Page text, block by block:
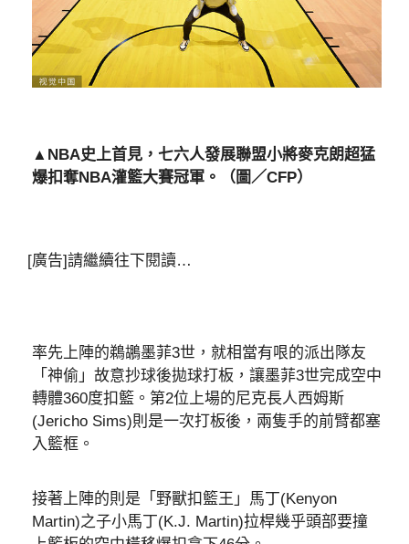
▲NBA史上首見，七六人發展聯盟小將麥克朗超猛
爆扣奪NBA灌籃大賽冠軍。（圖／CFP）
[廣告]請繼續往下閱讀…
率先上陣的鵜鶘墨菲3世，就相當有哏的派出隊友
「神偷」故意抄球後拋球打板，讓墨菲3世完成空中
轉體360度扣籃。第2位上場的尼克長人西姆斯
(Jericho Sims)則是一次打板後，兩隻手的前臂都塞
入籃框。
接著上陣的則是「野獸扣籃王」馬丁(Kenyon
Martin)之子小馬丁(K.J. Martin)拉桿幾乎頭部要撞